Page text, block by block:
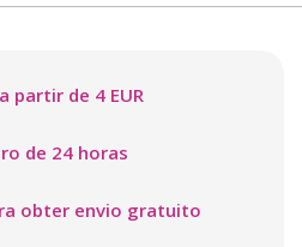
a partir de 4 EUR
de 24 horas
obter envio gratuito